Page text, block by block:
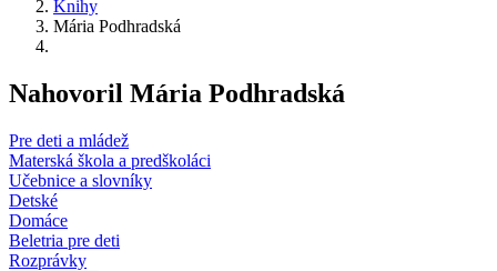
Knihy
Mária Podhradská
Nahovoril Mária Podhradská
Pre deti a mládež
Materská škola a predškoláci
Učebnice a slovníky
Detské
Domáce
Beletria pre deti
Rozprávky